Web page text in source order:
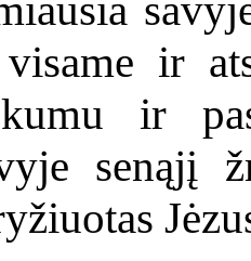
ir
ir
senąjį